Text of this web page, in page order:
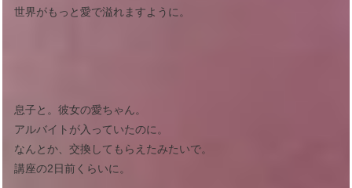
世界がもっと愛で溢れますように。
息子と。彼女の愛ちゃん。
アルバイトが入っていたのに。
なんとか、交換してもらえたみたいで。
講座の2日前くらいに。